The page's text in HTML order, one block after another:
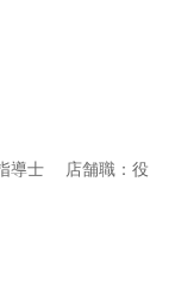
導士　 店舗職：役